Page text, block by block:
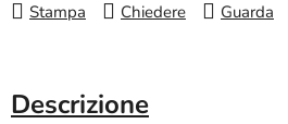
Stampa Chiedere Guarda
Descrizione